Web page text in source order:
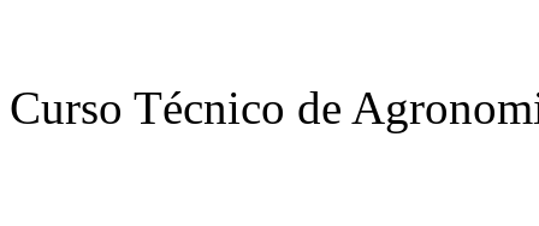
Curso Técnico de